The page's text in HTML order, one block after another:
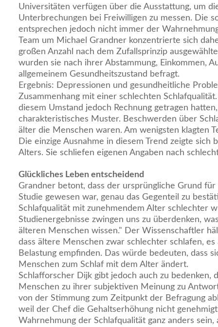
Universitäten verfügen über die Ausstattung, um
Unterbrechungen bei Freiwilligen zu messen. Die
entsprechen jedoch nicht immer der
Team um Michael Grandner konzentrierte sich
großen Anzahl nach dem Zufallsprinzip
wurden sie nach ihrer Abstammung, Einkommen,
allgemeinem Gesundheitszustand befragt.
Ergebnis: Depressionen und gesundheitliche
Zusammenhang mit einer schlechten
diesem Umstand jedoch Rechnung getragen
charakteristisches Muster. Beschwerden über
älter die Menschen waren. Am wenigsten klagten
Die einzige Ausnahme in diesem Trend zeigte sich
Alters. Sie schliefen eigenen Angaben nach
Glückliches Leben entscheidend
Grandner betont, dass der ursprüngliche Grund
Studie gewesen war, genau das Gegenteil zu
Schlafqualität mit zunehmendem Alter schlechter
Studienergebnisse zwingen uns zu überdenken,
älteren Menschen wissen." Der Wissenschaftler
dass ältere Menschen zwar schlechter schlafen, es
Belastung empfinden. Das würde bedeuten, dass
Menschen zum Schlaf mit dem Alter ändert.
Schlafforscher Dijk gibt jedoch auch zu bedenken,
Menschen zu ihrer subjektiven Meinung zu
von der Stimmung zum Zeitpunkt der Befragung
weil der Chef die Gehaltserhöhung nicht
Wahrnehmung der Schlafqualität ganz anders sein,